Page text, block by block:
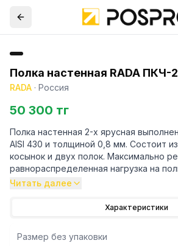
Полка настенная RADA
RADA · Россия
50 300 тг
Полка настенная 2-х ярусная
AISI 430 и толщиной 0,8 мм. Состоит
косынок и двух полок. Максимально рекомендуемая
равнораспределенная нагрузка на
упакованном виде изделие имеет
Читать далее
Характеристики
Размер без упаковки